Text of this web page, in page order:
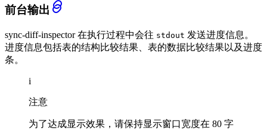
前台输出
sync-diff-inspector 在执行过程中会往 stdout 发送进度信息。
进度信息包括表的结构比较结果、表的数据比较结果以及进度
条。
i
注意
为了达成显示效果，请保持显示窗口宽度在 80 字